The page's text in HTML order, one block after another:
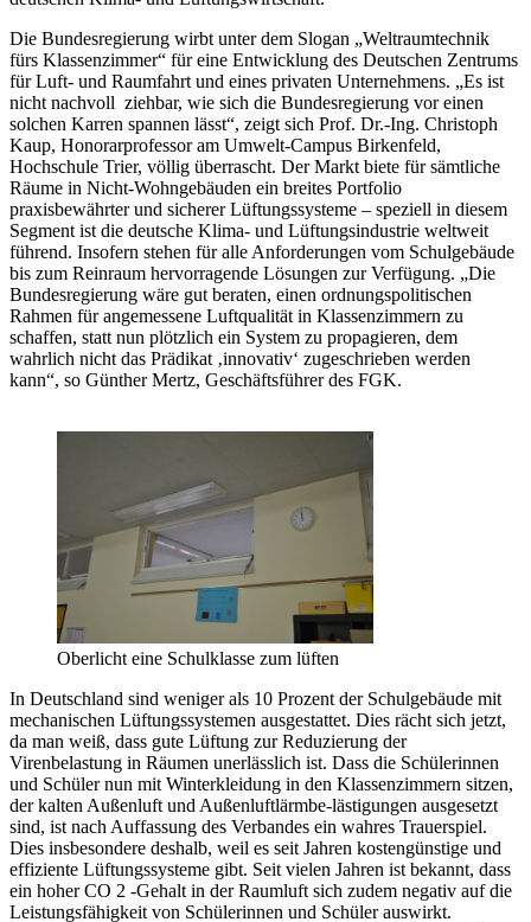
Die Bundesregierung wirbt unter dem Slogan „Weltraumtechnik
fürs Klassenzimmer“ für eine Entwicklung des Deutschen Zentrums
für Luft- und Raumfahrt und eines privaten Unternehmens. „Es ist
nicht nachvoll ziehbar, wie sich die Bundesregierung vor einen
solchen Karren spannen lässt“, zeigt sich Prof. Dr.-Ing. Christoph
Kaup, Honorarprofessor am Umwelt-Campus Birkenfeld,
Hochschule Trier, völlig überrascht. Der Markt biete für sämtliche
Räume in Nicht-Wohngebäuden ein breites Portfolio
praxisbewährter und sicherer Lüftungssysteme – speziell in diesem
Segment ist die deutsche Klima- und Lüftungsindustrie weltweit
führend. Insofern stehen für alle Anforderungen vom Schulgebäude
bis zum Reinraum hervorragende Lösungen zur Verfügung. „Die
Bundesregierung wäre gut beraten, einen ordnungspolitischen
Rahmen für angemessene Luftqualität in Klassenzimmern zu
schaffen, statt nun plötzlich ein System zu propagieren, dem
wahrlich nicht das Prädikat ‚innovativ‘ zugeschrieben werden
kann“, so Günther Mertz, Geschäftsführer des FGK.
Oberlicht eine Schulklasse zum lüften
In Deutschland sind weniger als 10 Prozent der Schulgebäude mit
mechanischen Lüftungssystemen ausgestattet. Dies rächt sich jetzt,
da man weiß, dass gute Lüftung zur Reduzierung der
Virenbelastung in Räumen unerlässlich ist. Dass die Schülerinnen
und Schüler nun mit Winterkleidung in den Klassenzimmern sitzen,
der kalten Außenluft und Außenluftlärmbe-lästigungen ausgesetzt
sind, ist nach Auffassung des Verbandes ein wahres Trauerspiel.
Dies insbesondere deshalb, weil es seit Jahren kostengünstige und
effiziente Lüftungssysteme gibt. Seit vielen Jahren ist bekannt, dass
ein hoher CO 2 -Gehalt in der Raumluft sich zudem negativ auf die
Leistungsfähigkeit von Schülerinnen und Schüler auswirkt.